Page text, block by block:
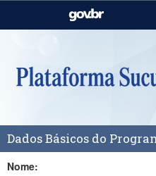
Casa Civil
Pecuária e
Dados Básicos do
Nome: